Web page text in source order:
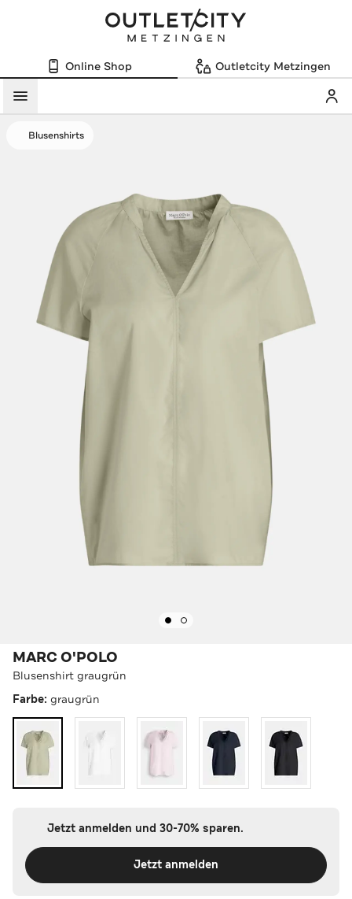
Online Shop Outletcity Metzingen
Menü
Blusenshirts
MARC O'POLO
Blusenshirt graugrün
Farbe: graugrün
Jetzt anmelden und 30-70% sparen.
Jetzt anmelden